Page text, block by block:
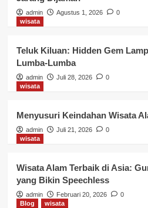
admin Agustus 1, 2026
0
wisata
Teluk Kiluan: Hidden Gem
Lumba-Lumba
admin Juli 28, 2026
0
wisata
Menyusuri Keindahan Wisata
admin Juli 21, 2026
0
wisata
Wisata Alam Terbaik di Asia:
yang Bikin Speechless
admin Februari 20, 2026
0
Blog
wisata